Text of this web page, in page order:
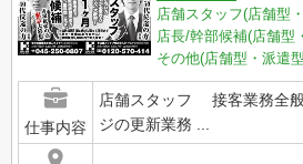
店舗スタッフ(店舗型
店長/幹部候補(店舗型
その他(店舗型・派遣
仕事内容
店舗スタッフ 接客業務
ジの更新業務 ...